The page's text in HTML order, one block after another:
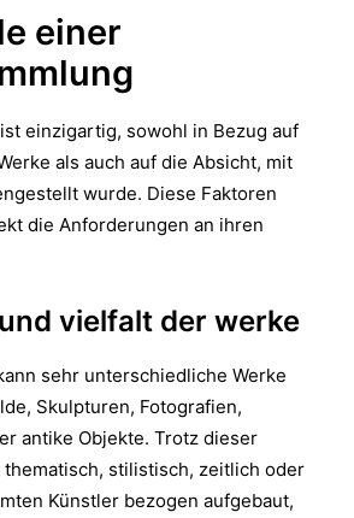
einer
einzigartig, sowohl in Bezug auf
als auch auf die Absicht, mit
wurde. Diese Faktoren
die Anforderungen an ihren
vielfalt der werke
sehr unterschiedliche Werke
Skulpturen, Fotografien,
antike Objekte. Trotz dieser
stilistisch, zeitlich oder
Künstler bezogen aufgebaut,